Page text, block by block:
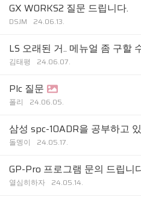
GX WORKS2 질문 드립니다.
DSJM 24.06.13.
LS 오래된 거.. 메뉴얼 좀 구할
김태평 24.06.07.
Plc 질문
폴리 24.06.05.
삼성 spc-10ADR을 공부하고
돌멩이 24.05.17.
GP-Pro 프로그램 문의 드립니
열심히하자 24.05.14.